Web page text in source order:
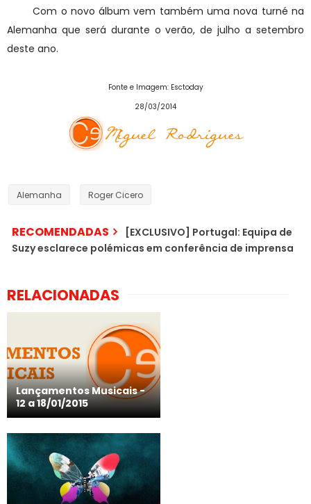
Com o novo álbum vem também uma nova turné na
Alemanha que será durante o verão, de julho a setembro
deste ano.
Fonte e Imagem: Esctoday
28/03/2014
Alemanha Roger Cicero
RECOMENDADAS
[EXCLUSIVO] Portugal: Equipa de
Suzy esclarece polémicas em conferência de imprensa
RELACIONADAS
Lançamentos Musicais -
12 a 18/01/2015